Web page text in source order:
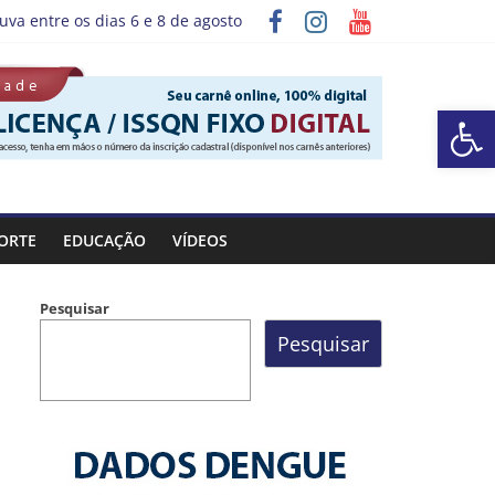
Barra de Ferramentas Aberta
entre os dias 6 e 8 de agosto
“Sábado Saúde”
EDUCAÇÃO VÍDEOS
Pesquisar
Pesquisar